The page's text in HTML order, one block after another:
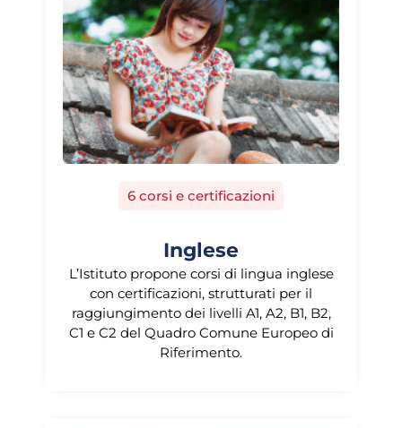
6 corsi e certificazioni
Inglese
L’Istituto propone corsi di lingua inglese
con certificazioni, strutturati per il
raggiungimento dei livelli A1, A2, B1, B2,
C1 e C2 del Quadro Comune Europeo di
Riferimento.